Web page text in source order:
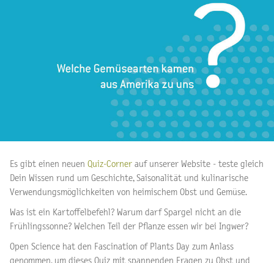
Es gibt einen neuen Quiz-Corner auf unserer Website - teste gleich
Dein Wissen rund um Geschichte, Saisonalität und kulinarische
Verwendungsmöglichkeiten von heimischem Obst und Gemüse.
Was ist ein Kartoffelbefehl? Warum darf Spargel nicht an die
Frühlingssonne? Welchen Teil der Pflanze essen wir bei Ingwer?
Open Science hat den Fascination of Plants Day zum Anlass
genommen, um dieses Quiz mit spannenden Fragen zu Obst und